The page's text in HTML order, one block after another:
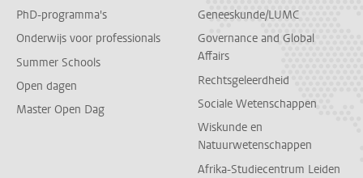
PhD-programma's
Onderwijs voor professionals
Summer Schools
Open dagen
Master Open Dag
Geneeskunde/LUMC
Governance and Global
Affairs
Rechtsgeleerdheid
Sociale Wetenschappen
Wiskunde en
Natuurwetenschappen
Afrika-Studiecentrum Leiden